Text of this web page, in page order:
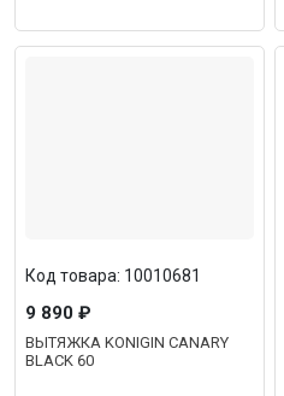
ВЫТЯЖКА KONIGIN CANARY
BLACK 60
Код товара: 10010681
9 890 ₽